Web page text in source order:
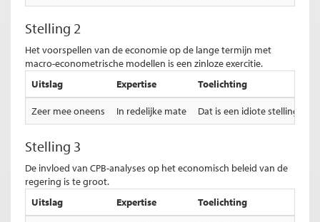
Stelling 2
Het voorspellen van de economie op de lange termijn met
macro-econometrische modellen is een zinloze exercitie.
Uitslag
Expertise Toelichting
Zeer mee oneens In redelijke mate Dat is een idiote stelling.
Stelling 3
De invloed van CPB-analyses op het economisch beleid van de
regering is te groot.
Uitslag
Expertise Toelichting